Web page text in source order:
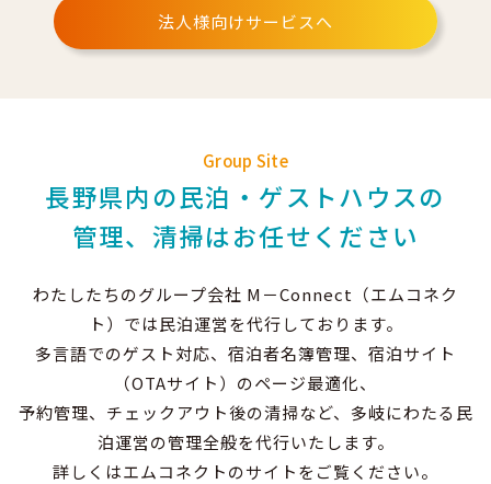
法人様向けサービスへ
Group Site
長野県内の民泊・ゲストハウスの
管理、清掃はお任せください
わたしたちのグループ会社 M－Connect（エムコネク
ト）では民泊運営を代行しております。
多言語でのゲスト対応、宿泊者名簿管理、宿泊サイト
（OTAサイト）のページ最適化、
予約管理、チェックアウト後の清掃など、多岐にわたる民
泊運営の管理全般を代行いたします。
詳しくはエムコネクトのサイトをご覧ください。